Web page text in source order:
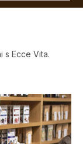
s Ecce Vita.